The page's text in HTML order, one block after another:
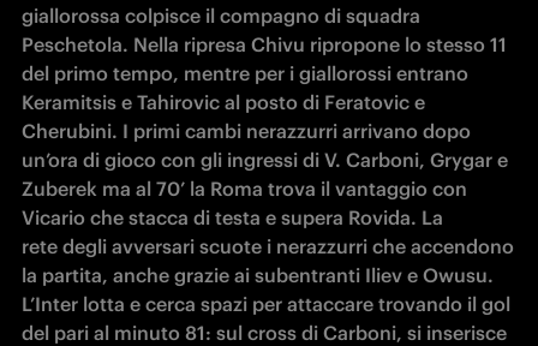
giallorossa colpisce il compagno di squadra
Peschetola. Nella ripresa Chivu ripropone lo stesso 11
del primo tempo, mentre per i giallorossi entrano
Keramitsis e Tahirovic al posto di Feratovic e
Cherubini. I primi cambi nerazzurri arrivano dopo
un’ora di gioco con gli ingressi di V. Carboni, Grygar e
Zuberek ma al 70’ la Roma trova il vantaggio con
Vicario che stacca di testa e supera Rovida. La
rete degli avversari scuote i nerazzurri che accendono
la partita, anche grazie ai subentranti Iliev e Owusu.
L’Inter lotta e cerca spazi per attaccare trovando il gol
del pari al minuto 81: sul cross di Carboni, si inserisce